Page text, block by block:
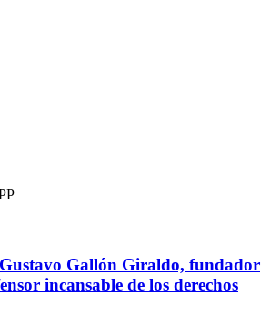
Gallón Giraldo, fundador
incansable de los derechos